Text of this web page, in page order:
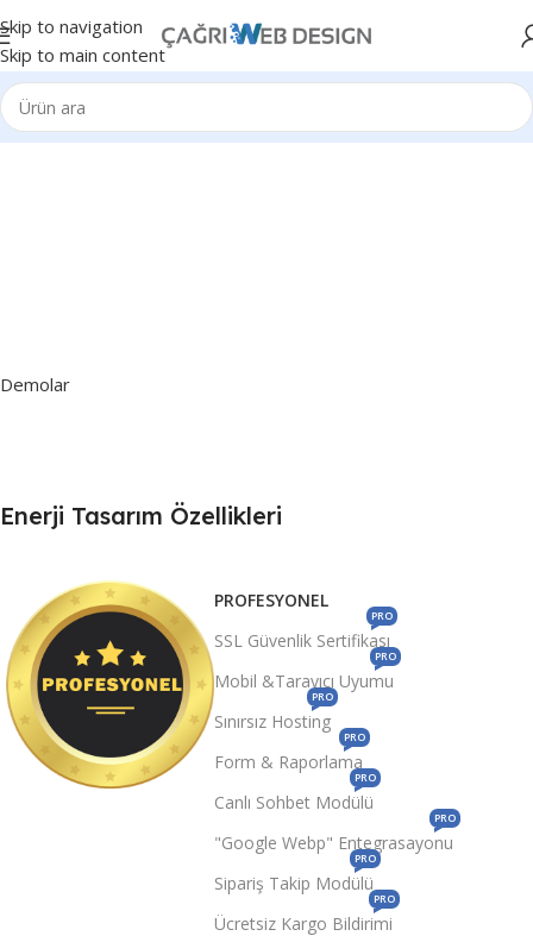
Skip to navigation
Skip to main content
Demolar
Enerji Tasarım Özellikleri
PROFESYONEL
SSL Güvenlik Sertifikası
PRO
Mobil &Tarayıcı Uyumu
PRO
Sınırsız Hosting
PRO
Form & Raporlama
PRO
Canlı Sohbet Modülü
PRO
"Google Webp" Entegrasayonu
PRO
Sipariş Takip Modülü
PRO
Ücretsiz Kargo Bildirimi
PRO